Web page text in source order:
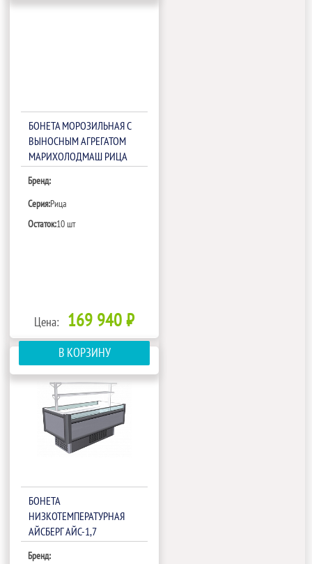
БОНЕТА МОРОЗИЛЬНАЯ С
ВЫНОСНЫМ АГРЕГАТОМ
МАРИХОЛОДМАШ РИЦА
БОКОВИН,ТРВ)
Бренд:
Серия:Рица
Остаток:10 шт
Цена: 169 940 ₽
В КОРЗИНУ
БОНЕТА
НИЗКОТЕМПЕРАТУРНАЯ
АЙСБЕРГ АЙС-1,7
Бренд: